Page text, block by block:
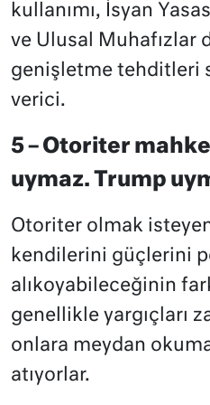
kullanımı, İsyan
ve Ulusal Muhafızlar
genişletme tehditleri
verici.
5 – Otoriter
uymaz. Trump
Otoriter olmak
kendilerini güçlerini
alıkoyabileceğinin
genellikle yargıçları
onlara meydan
atıyorlar.